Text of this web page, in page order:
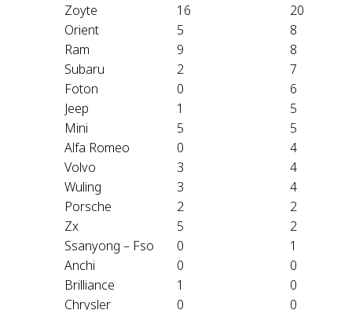
Zoyte
16
20
Orient
5
8
Ram
9
8
Subaru
2
7
Foton
0
6
Jeep
1
5
Mini
5
5
Alfa Romeo
0
4
Volvo
3
4
Wuling
3
4
Porsche
2
2
Zx
5
2
Ssanyong – Fso
0
1
Anchi
0
0
Brilliance
1
0
Chrysler
0
0